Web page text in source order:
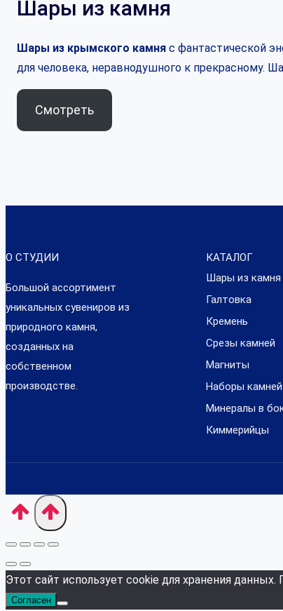
Шары из камня
Шары из крымского камня с фантастической
для человека, неравнодушного к прекрасному.
Смотреть
О СТУДИИ
Большой ассортимент
уникальных сувениров из
природного камня,
созданных на
собственном
производстве.
КАТАЛОГ
Шары из камня
Галтовка
Кремень
Срезы камней
Магниты
Наборы камней
Минералы в
Киммерийцы
Этот сайт использует cookie для хранения
Согласен